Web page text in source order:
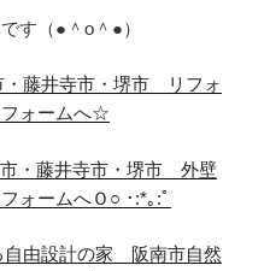
す（●＾o＾●）
藤井寺市・堺市 リフォ
フォームへ☆
・藤井寺市・堺市 外壁
ォームへＯ○ ･:*｡:ﾟ
由設計の家 阪南市自然